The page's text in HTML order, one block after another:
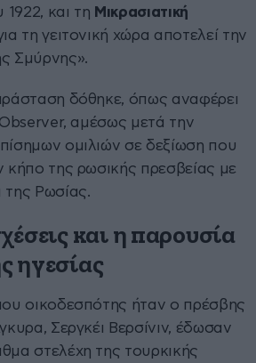
1922, και τη Μικρασιατική
τη γειτονική χώρα αποτελεί την
Σμύρνης».
δόθηκε, όπως αναφέρει
αμέσως μετά την
ομιλιών σε δεξίωση που
κήπο της ρωσικής πρεσβείας με
Ρωσίας.
και η παρουσία
ηγεσίας
οικοδεσπότης ήταν ο πρέσβης
Σεργκέι Βερσίνιν, έδωσαν
στελέχη της τουρκικής